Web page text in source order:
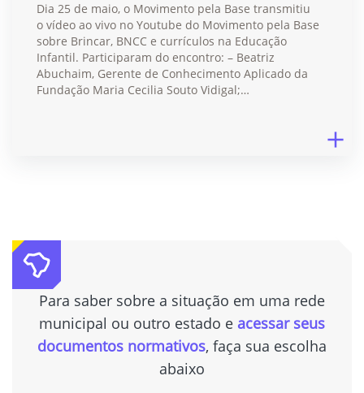
Dia 25 de maio, o Movimento pela Base transmitiu
o vídeo ao vivo no Youtube do Movimento pela Base
sobre Brincar, BNCC e currículos na Educação
Infantil. Participaram do encontro: – Beatriz
Abuchaim, Gerente de Conhecimento Aplicado da
Fundação Maria Cecilia Souto Vidigal;…
Para saber sobre a situação em uma rede
municipal ou outro estado e acessar seus
documentos normativos, faça sua escolha
abaixo